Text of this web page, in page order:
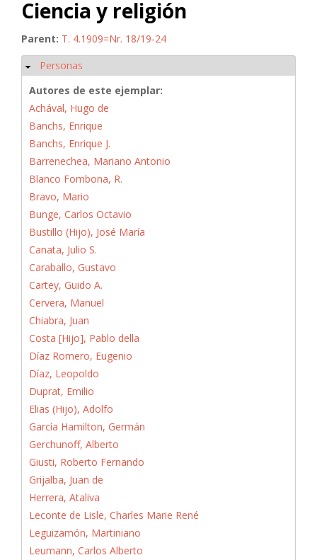
Ciencia y religión
Parent: T. 4.1909=Nr. 18/19-24
Ocultar
Personas
Autores de este ejemplar:
Achával, Hugo de
Banchs, Enrique
Banchs, Enrique J.
Barrenechea, Mariano Antonio
Blanco Fombona, R.
Bravo, Mario
Bunge, Carlos Octavio
Bustillo (Hijo), José María
Canata, Julio S.
Caraballo, Gustavo
Cartey, Guido A.
Cervera, Manuel
Chiabra, Juan
Costa [Hijo], Pablo della
Díaz Romero, Eugenio
Díaz, Leopoldo
Duprat, Emilio
Elias (Hijo), Adolfo
García Hamilton, Germán
Gerchunoff, Alberto
Giusti, Roberto Fernando
Grijalba, Juan de
Herrera, Ataliva
Leconte de Lisle, Charles Marie René
Leguizamón, Martiniano
Leumann, Carlos Alberto